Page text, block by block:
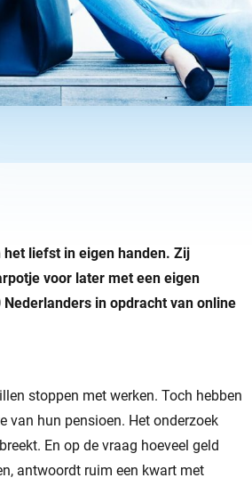
het liefst in eigen handen. Zij
voor later met een eigen
in opdracht van online
stoppen met werken. Toch hebben
van hun pensioen. Het onderzoek
En op de vraag hoeveel geld
antwoordt ruim een kwart met